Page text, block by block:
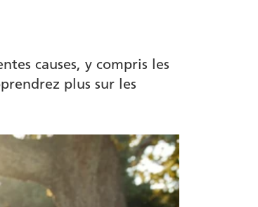
causes, y compris les
plus sur les